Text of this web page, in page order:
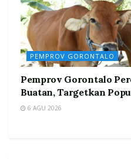
PEMPROV GORONTALO
Pemprov Gorontalo
Buatan, Targetkan
6 AGU 2026